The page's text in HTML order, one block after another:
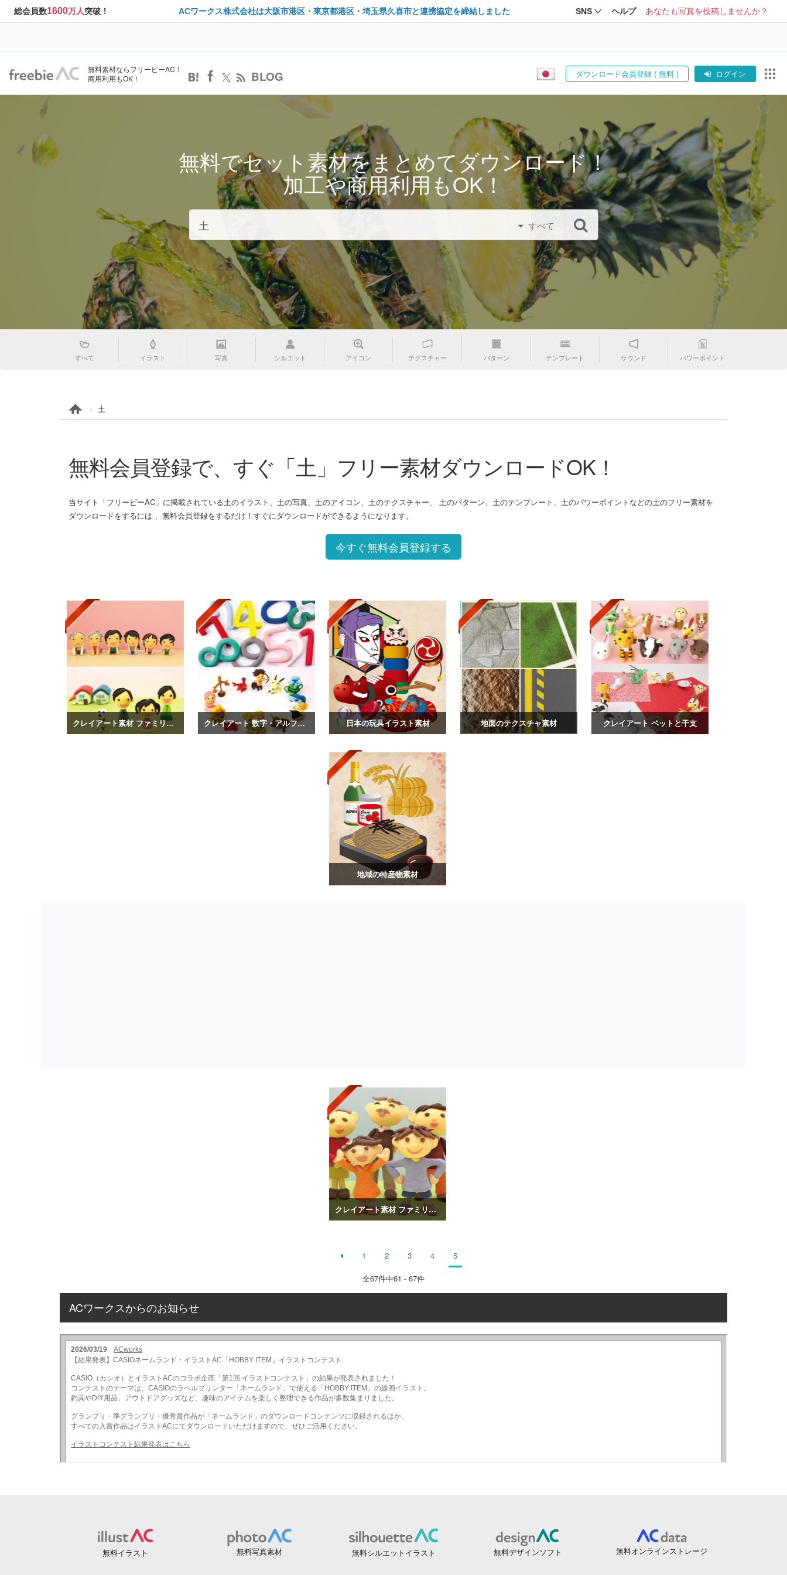
総会員数1600万人突破！ ACワークス株式会社は大阪市港区・東京都港区・埼玉県久喜市と連携協定を締結しました SNS ヘルプ あなたも写真を投稿しませんか？
無料素材ならフリービーAC！
商用利用もOK！
BLOG ダウンロード会員登録 ( 無料 ) ログイン
無料でセット素材をまとめてダウンロード！
加工や商用利用もOK！
すべて
すべて イラスト 写真 シルエット アイコン テクスチャー パターン テンプレート サウンド パワーポイント
土
無料会員登録で、すぐ「土」フリー素材ダウンロードOK！
当サイト「フリービーAC」に掲載されている土のイラスト、土の写真、土のアイコン、土のテクスチャー、 土のパターン、土のテンプレート、土のパワーポイントなどの土のフリー素材を
ダウンロードをするには 、無料会員登録をするだけ！すぐにダウンロードができるようになります。
今すぐ無料会員登録する
クレイアート素材 ファミリーvol.4 クレイアート 数字・アルファベット・星座 日本の玩具イラスト素材 地面のテクスチャ素材 クレイアート ペットと干支
地域の特産物素材
クレイアート素材 ファミリーvol.1
1 2 3 4 5
全67件中61 - 67件
ACワークスからのお知らせ
無料イラスト 無料写真素材 無料シルエットイラスト 無料デザインソフト 無料オンラインストレージ